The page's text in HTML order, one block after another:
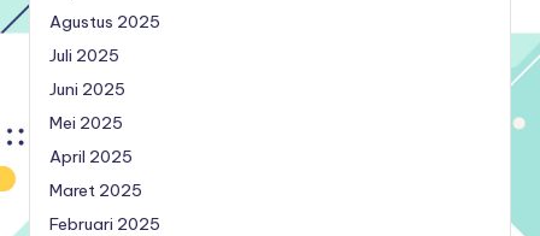
Agustus 2025
Juli 2025
Juni 2025
Mei 2025
April 2025
Maret 2025
Februari 2025